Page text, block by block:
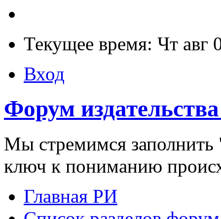
Текущее время: Чт авг
Вход
Форум
Мы стремимся заполнить
ключ к пониманию
Главная РИ